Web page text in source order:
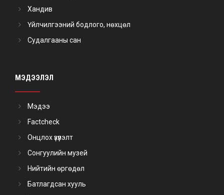
Хандив
Үйлчилгээний бодлого, нөхцөл
Судалгааны сан
МЭДЭЭЛЭЛ
Мэдээ
Factcheck
Онцлох үзүүлэлт
Сонгуулийн музей
Нийтийн өргөдөл
Батлагдсан хууль